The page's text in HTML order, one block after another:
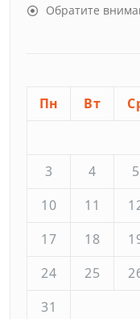
Обратите
Пн Вт
3
4 5
10
11
17
18
24
25
31